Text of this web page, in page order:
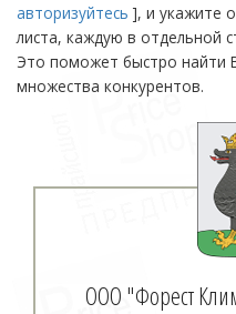
авторизуйтесь ], и укажите
листа, каждую в отдельной
Это поможет быстро найти
множества конкурентов.
ООО "Форест